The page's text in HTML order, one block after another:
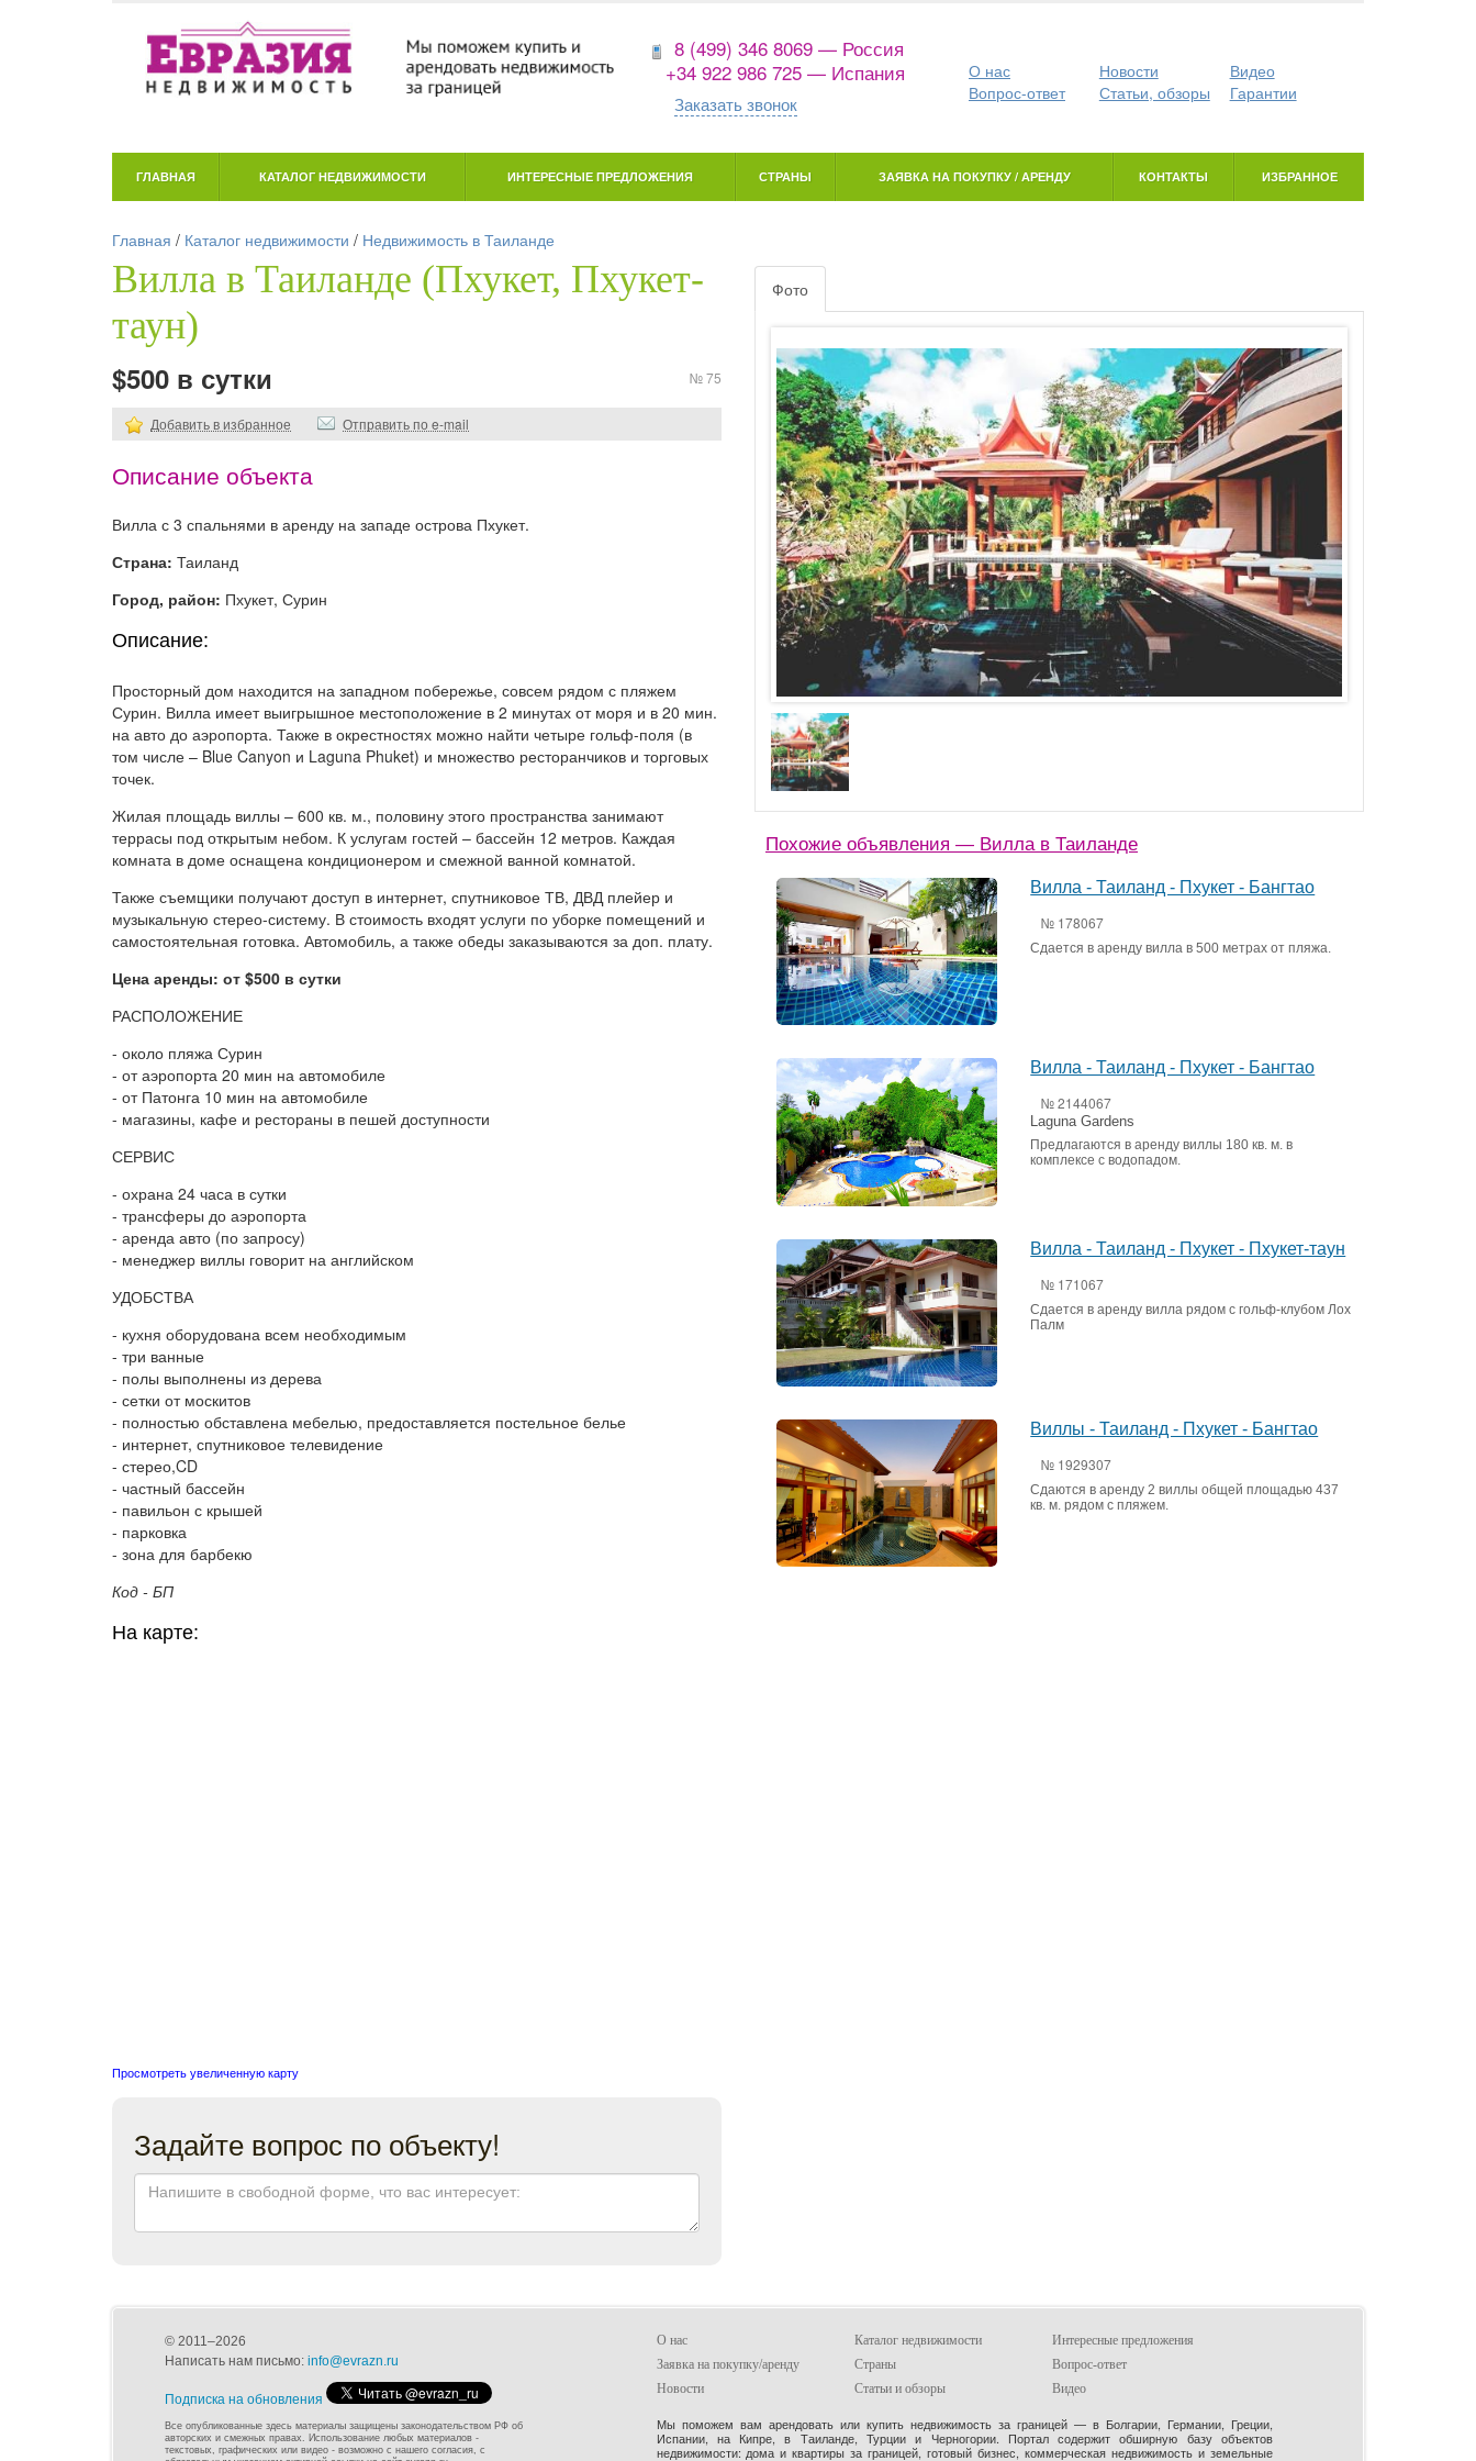
8 (499) 346 8069 — Россия
+34 922 986 725 — Испания
Заказать звонок
О нас Новости
Видео
Вопрос-ответ
Статьи, обзоры Гарантии
ГЛАВНАЯ КАТАЛОГ НЕДВИЖИМОСТИ ИНТЕРЕСНЫЕ ПРЕДЛОЖЕНИЯ СТРАНЫ ЗАЯВКА НА ПОКУПКУ / АРЕНДУ КОНТАКТЫ ИЗБРАННОЕ
Главная / Каталог недвижимости / Недвижимость в Таиланде
Вилла в Таиланде (Пхукет, Пхукет-
таун)
$500 в сутки № 75
Добавить в избранное Отправить по e-mail
Описание объекта
Вилла с 3 спальнями в аренду на западе острова Пхукет.
Страна: Таиланд
Город, район: Пхукет, Сурин
Описание:
Просторный дом находится на западном побережье, совсем рядом с пляжем
Сурин. Вилла имеет выигрышное местоположение в 2 минутах от моря и в 20 мин.
на авто до аэропорта. Также в окрестностях можно найти четыре гольф-поля (в
том числе – Blue Canyon и Laguna Phuket) и множество ресторанчиков и торговых
точек.
Жилая площадь виллы – 600 кв. м., половину этого пространства занимают
террасы под открытым небом. К услугам гостей – бассейн 12 метров. Каждая
комната в доме оснащена кондиционером и смежной ванной комнатой.
Также съемщики получают доступ в интернет, спутниковое ТВ, ДВД плейер и
музыкальную стерео-систему. В стоимость входят услуги по уборке помещений и
самостоятельная готовка. Автомобиль, а также обеды заказываются за доп. плату.
Цена аренды: от $500 в сутки
РАСПОЛОЖЕНИЕ
- около пляжа Сурин
- от аэропорта 20 мин на автомобиле
- от Патонга 10 мин на автомобиле
- магазины, кафе и рестораны в пешей доступности
СЕРВИС
- охрана 24 часа в сутки
- трансферы до аэропорта
- аренда авто (по запросу)
- менеджер виллы говорит на английском
УДОБСТВА
- кухня оборудована всем необходимым
- три ванные
- полы выполнены из дерева
- сетки от москитов
- полностью обставлена мебелью, предоставляется постельное белье
- интернет, спутниковое телевидение
- стерео,CD
- частный бассейн
- павильон с крышей
- парковка
- зона для барбекю
Код - БП
На карте:
Просмотреть увеличенную карту
Задайте вопрос по объекту!
Фото
Похожие объявления — Вилла в Таиланде
Вилла - Таиланд - Пхукет - Бангтао
№ 178067
Сдается в аренду вилла в 500 метрах от пляжа.
Вилла - Таиланд - Пхукет - Бангтао
№ 2144067
Laguna Gardens
Предлагаются в аренду виллы 180 кв. м. в
комплексе с водопадом.
Вилла - Таиланд - Пхукет - Пхукет-таун
№ 171067
Сдается в аренду вилла рядом с гольф-клубом Лох
Палм
Виллы - Таиланд - Пхукет - Бангтао
№ 1929307
Сдаются в аренду 2 виллы общей площадью 437
кв. м. рядом с пляжем.
© 2011–2026
Написать нам письмо: info@evrazn.ru
Подписка на обновления
Все опубликованные здесь материалы защищены законодательством РФ об
авторских и смежных правах. Использование любых материалов -
текстовых, графических или видео - возможно с нашего согласия, с
О нас Каталог недвижимости
Интересные предложения
Заявка на покупку/аренду
Страны
Вопрос-ответ
Новости
Статьи и обзоры Видео
Мы поможем вам арендовать или купить недвижимость за границей — в Болгарии, Германии, Греции,
Испании, на Кипре, в Таиланде, Турции и Черногории. Портал содержит обширную базу объектов
недвижимости: дома и квартиры за границей, готовый бизнес, коммерческая недвижимость и земельные